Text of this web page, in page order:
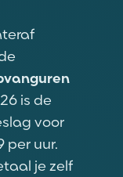
is de
voor
per uur.
je zelf